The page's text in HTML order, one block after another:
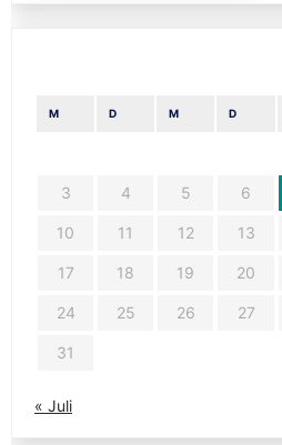
M D M D
3 4 5 6
10 11 12 13
17 18 19 20
24 25 26 27
31
« Juli